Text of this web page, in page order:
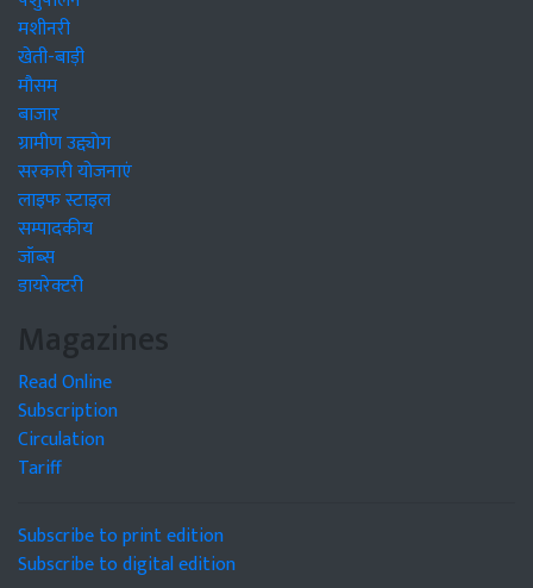
मशीनरी
खेती-बाड़ी
मौसम
बाजार
ग्रामीण उद्द्योग
सरकारी योजनाएं
लाइफ स्टाइल
सम्पादकीय
जॉब्स
डायरेक्टरी
Magazines
Read Online
Subscription
Circulation
Tariff
Subscribe to print edition
Subscribe to digital edition